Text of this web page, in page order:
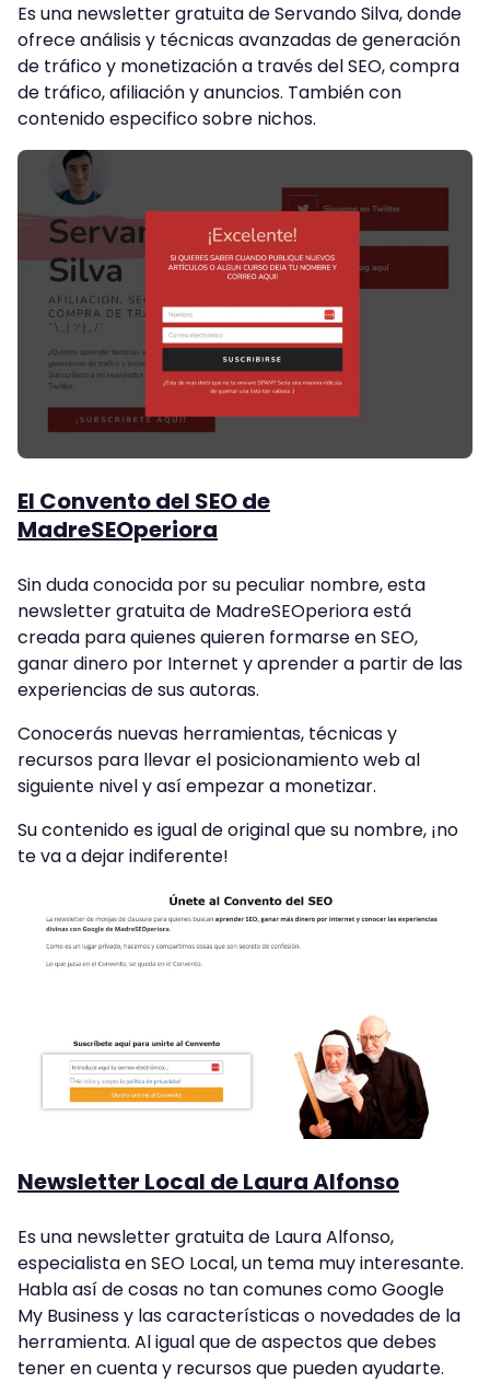
Es una newsletter gratuita de Servando Silva, donde
ofrece análisis y técnicas avanzadas de generación
de tráfico y monetización a través del SEO, compra
de tráfico, afiliación y anuncios. También con
contenido especifico sobre nichos.
El Convento del SEO de
MadreSEOperiora
Sin duda conocida por su peculiar nombre, esta
newsletter gratuita de MadreSEOperiora está
creada para quienes quieren formarse en SEO,
ganar dinero por Internet y aprender a partir de las
experiencias de sus autoras.
Conocerás nuevas herramientas, técnicas y
recursos para llevar el posicionamiento web al
siguiente nivel y así empezar a monetizar.
Su contenido es igual de original que su nombre, ¡no
te va a dejar indiferente!
Newsletter Local de Laura Alfonso
Es una newsletter gratuita de Laura Alfonso,
especialista en SEO Local, un tema muy interesante.
Habla así de cosas no tan comunes como Google
My Business y las características o novedades de la
herramienta. Al igual que de aspectos que debes
tener en cuenta y recursos que pueden ayudarte.